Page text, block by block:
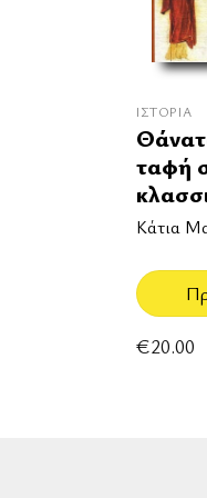
ΙΣΤΟΡΊΑ
ταφή
Κάτια
€20.00